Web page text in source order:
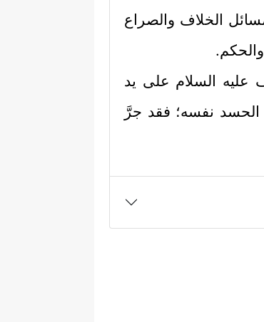
الخلاف والصراع
عليه السلام على يد
الحسد نفسه؛ فقد جرَّ
وَٱلشَّمۡسَ وَٱلۡقَمَرَ رَأَیۡتُهُمۡ لِی